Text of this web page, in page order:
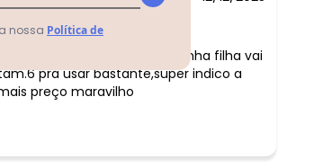
lindos de otima qualidade,minha filha vai
pra usar bastante,super indico a
preço maravilho
nossa Política de